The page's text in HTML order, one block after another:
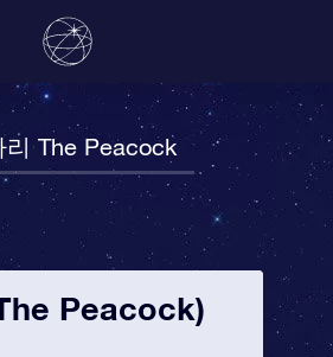
리 The Peacock
Peacock)